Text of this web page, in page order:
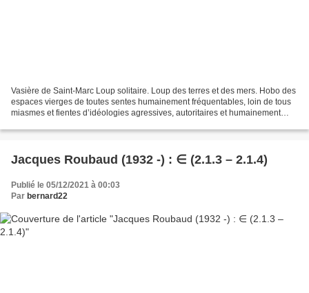
Vasière de Saint-Marc Loup solitaire. Loup des terres et des mers. Hobo des
espaces vierges de toutes sentes humainement fréquentables, loin de tous
miasmes et fientes d’idéologies agressives, autoritaires et humainement
Jacques Roubaud (1932 -) : ∈ (2.1.3 – 2.1.4)
Publié le 05/12/2021 à 00:03
Par bernard22